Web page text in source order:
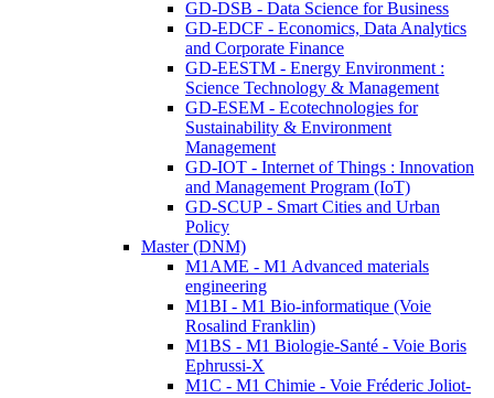
GD-DSB - Data Science for Business
GD-EDCF - Economics, Data Analytics
and Corporate Finance
GD-EESTM - Energy Environment :
Science Technology & Management
GD-ESEM - Ecotechnologies for
Sustainability & Environment
Management
GD-IOT - Internet of Things : Innovation
and Management Program (IoT)
GD-SCUP - Smart Cities and Urban
Policy
Master (DNM)
M1AME - M1 Advanced materials
engineering
M1BI - M1 Bio-informatique (Voie
Rosalind Franklin)
M1BS - M1 Biologie-Santé - Voie Boris
Ephrussi-X
M1C - M1 Chimie - Voie Fréderic Joliot-